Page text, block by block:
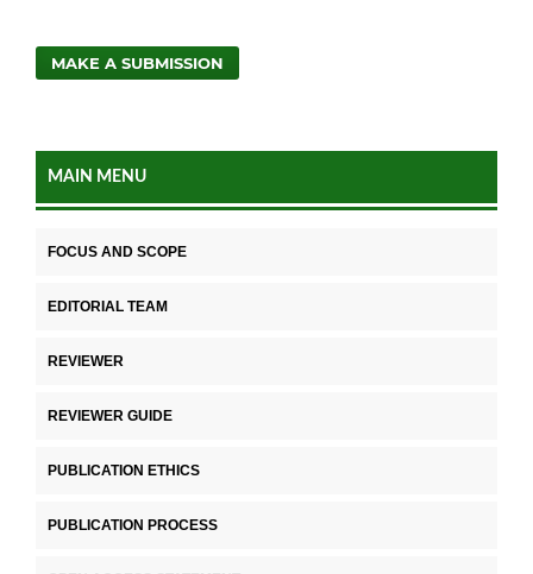
MAKE A SUBMISSION
MAIN MENU
FOCUS AND SCOPE
EDITORIAL TEAM
REVIEWER
REVIEWER GUIDE
PUBLICATION ETHICS
PUBLICATION PROCESS